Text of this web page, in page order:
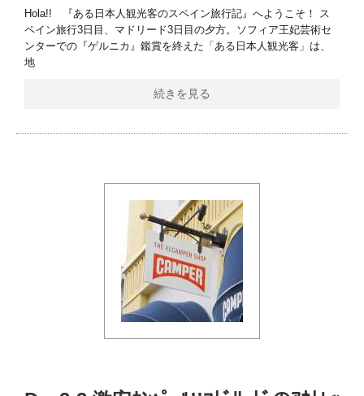
Hola!! 『ある日本人観光客のスペイン旅行記』へようこそ！ ス
ペイン旅行3日目、マドリード3日目の夕方。ソフィア王妃芸術セ
ンターでの『ゲルニカ』鑑賞を終えた「ある日本人観光客」は、
地
続きを見る